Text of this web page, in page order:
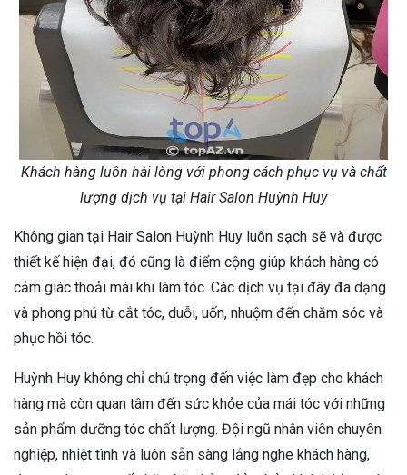
Khách hàng luôn hài lòng với phong cách phục vụ và chất
lượng dịch vụ tại Hair Salon Huỳnh Huy
Không gian tại Hair Salon Huỳnh Huy luôn sạch sẽ và được
thiết kế hiện đại, đó cũng là điểm cộng giúp khách hàng có
cảm giác thoải mái khi làm tóc. Các dịch vụ tại đây đa dạng
và phong phú từ cắt tóc, duỗi, uốn, nhuộm đến chăm sóc và
phục hồi tóc.
Huỳnh Huy không chỉ chú trọng đến việc làm đẹp cho khách
hàng mà còn quan tâm đến sức khỏe của mái tóc với những
sản phẩm dưỡng tóc chất lượng. Đội ngũ nhân viên chuyên
nghiệp, nhiệt tình và luôn sẵn sàng lắng nghe khách hàng,